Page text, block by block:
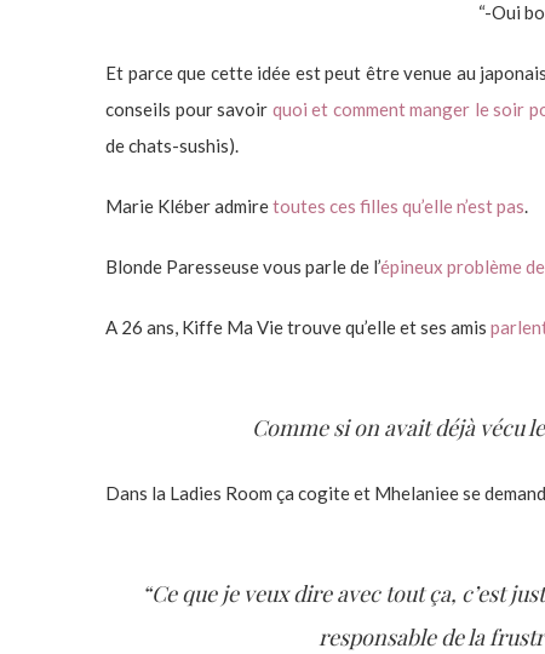
“-Oui
Et parce que cette idée est peut être venue au
conseils pour savoir quoi et comment manger le soir
de chats-sushis).
Marie Kléber admiretoutes ces filles qu’elle n’est pas.
Blonde Paresseuse vous parle de l’épineux problème
A 26 ans, Kiffe Ma Vie trouve qu’elle et ses amis
Comme si on avait déjà vécu le
Dans la Ladies Room ça cogite et Mhelaniee se
“Ce que je veux dire avec tout ça, c’est
responsable de la